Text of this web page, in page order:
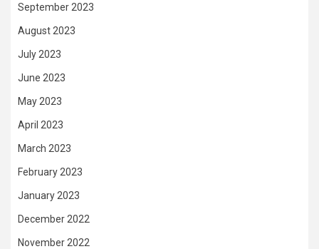
September 2023
August 2023
July 2023
June 2023
May 2023
April 2023
March 2023
February 2023
January 2023
December 2022
November 2022